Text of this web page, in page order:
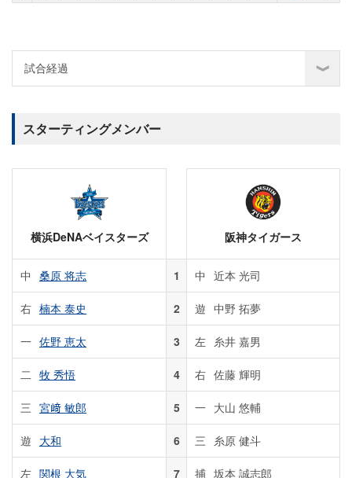
スターティングメンバー
横浜DeNAベイスターズ 阪神タイガース
中 桑原 将志 1 中 近本 光司
右 楠本 泰史 2 遊 中野 拓夢
一 佐野 恵太 3 左 糸井 嘉男
二 牧 秀悟 4 右 佐藤 輝明
三 宮﨑 敏郎 5 一 大山 悠輔
遊 大和 6 三 糸原 健斗
左 関根 大気 7 捕 坂本 誠志郎